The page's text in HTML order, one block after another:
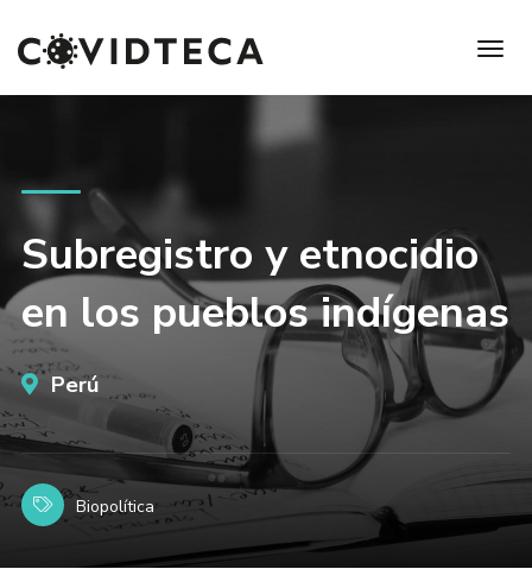
Subregistro y etnocidio
en los pueblos indígenas
Perú
Biopolítica